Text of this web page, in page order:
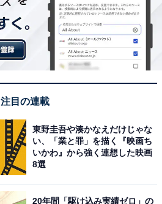
注目の連載
東野圭吾や湊かなえだけじゃな
い、「業と罪」を描く『映画ち
いかわ』から強く連想した映画
8選
20年間「駆け込み実績ゼロ」の